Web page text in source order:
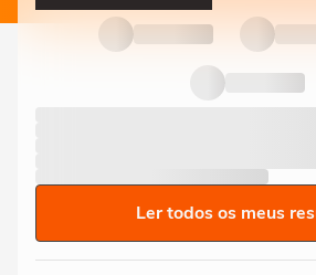
Ler todos os meus